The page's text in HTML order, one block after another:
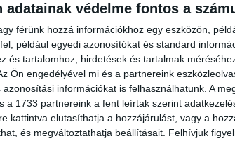
adatainak védelme fontos a
férünk hozzá információkhoz egy eszközön,
például egyedi azonosítókat és standard
és tartalomhoz, hirdetések és tartalmak
Ön engedélyével mi és a partnereink
információkat is felhasználhatunk. A
a 1733 partnereink a fent leírtak szerint
kattintva elutasíthatja a hozzájárulást, vagy a
és megváltoztathatja beállításait. Felhívjuk
18 év
2.500,-